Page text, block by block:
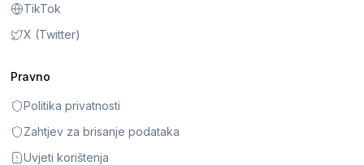
TikTok
X (Twitter)
Pravno
Politika privatnosti
Zahtjev za brisanje podataka
Uvjeti korištenja